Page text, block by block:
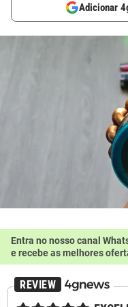
Adicionar
Entra no nosso canal
e recebe as melhores